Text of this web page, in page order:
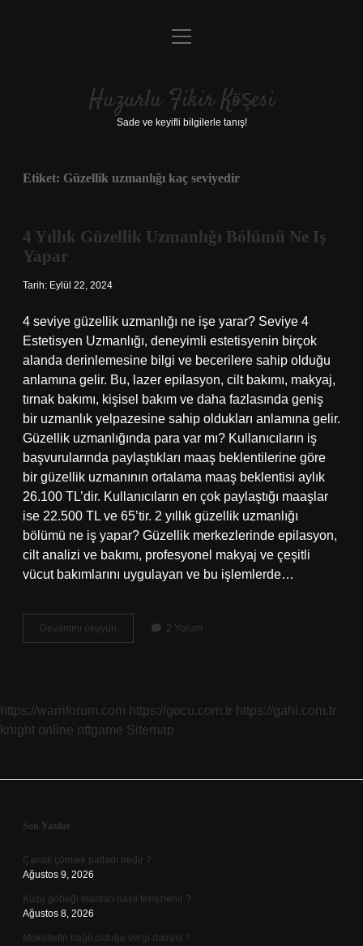
Anasayfa
Yasal Uyarı
menüyü
Huzurlu Fikir Köşesi
Sade ve keyifli bilgilerle tanış!
Etiket: Güzellik uzmanlığı kaç seviyedir
4 Yıllık Güzellik Uzmanlığı Bölümü Ne Iş
Yapar
Tarih: Eylül 22, 2024
4 seviye güzellik uzmanlığı ne işe yarar? Seviye 4
Estetisyen Uzmanlığı, deneyimli estetisyenin birçok
alanda derinlemesine bilgi ve becerilere sahip olduğu
anlamına gelir. Bu, lazer epilasyon, cilt bakımı, makyaj,
tırnak bakımı, kişisel bakım ve daha fazlasında geniş
bir uzmanlık yelpazesine sahip oldukları anlamına gelir.
Güzellik uzmanlığında para var mı? Kullanıcıların iş
başvurularında paylaştıkları maaş beklentilerine göre
bir güzellik uzmanının ortalama maaş beklentisi aylık
26.100 TL’dir. Kullanıcıların en çok paylaştığı maaşlar
ise 22.500 TL ve 65’tir. 2 yıllık güzellik uzmanlığı
bölümü ne iş yapar? Güzellik merkezlerinde epilasyon,
cilt analizi ve bakımı, profesyonel makyaj ve çeşitli
vücut bakımlarını uygulayan ve bu işlemlerde…
Devamını okuyun
Yıllık
Iş
Yapar
2 Yorum
https://warriforum.com https://gocu.com.tr https://gahi.com.tr
knight online nttgame Sitemap
Sidebar
Son Yazılar
Çanak çömlek patladı nedir ?
Ağustos 9, 2026
Kuzu göbeği mantarı nasıl temizlenir ?
Ağustos 8, 2026
Mükellefin bağlı olduğu vergi dairesi ?